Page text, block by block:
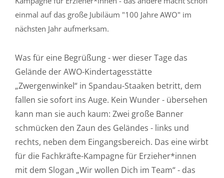
einmal auf das große Jubiläum "100 Jahre AWO" im
nächsten Jahr aufmerksam.
Was für eine Begrüßung - wer dieser Tage das
Gelände der AWO-Kindertagesstätte
„Zwergenwinkel“ in Spandau-Staaken betritt, dem
fallen sie sofort ins Auge. Kein Wunder - übersehen
kann man sie auch kaum: Zwei große Banner
schmücken den Zaun des Geländes - links und
rechts, neben dem Eingangsbereich. Das eine wirbt
für die Fachkräfte-Kampagne für Erzieher*innen
mit dem Slogan „Wir wollen Dich im Team“ - das